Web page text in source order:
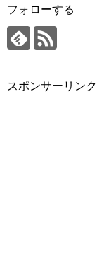
フォローする
スポンサーリンク